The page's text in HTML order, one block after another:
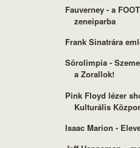
Fauverney - a
zeneiparba
Frank Sinatrára
Sörolimpia -
a Zorallok!
Pink Floyd lézer
Kulturális
Isaac Marion -